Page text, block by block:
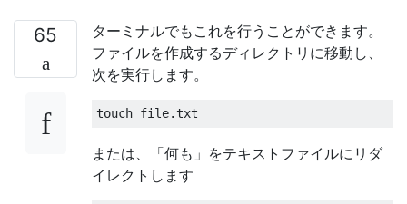
65
ターミナルでもこれを行うことができます。
ファイルを作成するディレクトリに移動し、
次を実行します。
または、「何も」をテキストファイルにリダ
イレクトします